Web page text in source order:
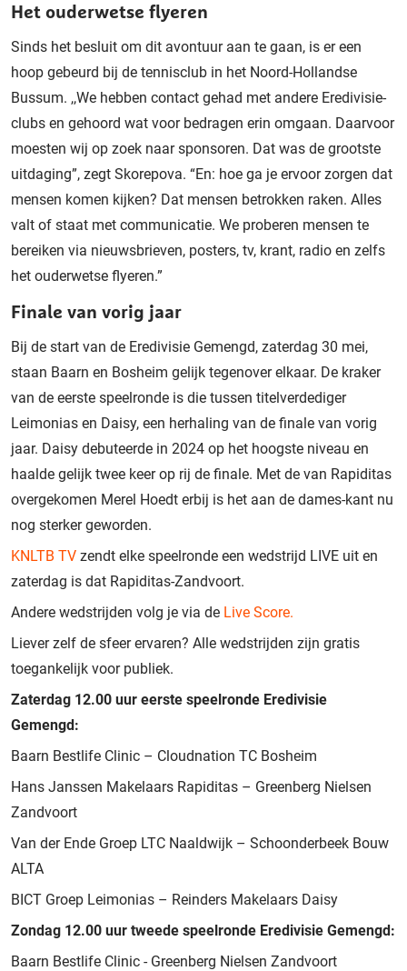
Het ouderwetse flyeren
Sinds het besluit om dit avontuur aan te gaan, is er een
hoop gebeurd bij de tennisclub in het Noord-Hollandse
Bussum. ,,We hebben contact gehad met andere Eredivisie-
clubs en gehoord wat voor bedragen erin omgaan. Daarvoor
moesten wij op zoek naar sponsoren. Dat was de grootste
uitdaging”, zegt Skorepova. “En: hoe ga je ervoor zorgen dat
mensen komen kijken? Dat mensen betrokken raken. Alles
valt of staat met communicatie. We proberen mensen te
bereiken via nieuwsbrieven, posters, tv, krant, radio en zelfs
het ouderwetse flyeren.”
Finale van vorig jaar
Bij de start van de Eredivisie Gemengd, zaterdag 30 mei,
staan Baarn en Bosheim gelijk tegenover elkaar. De kraker
van de eerste speelronde is die tussen titelverdediger
Leimonias en Daisy, een herhaling van de finale van vorig
jaar. Daisy debuteerde in 2024 op het hoogste niveau en
haalde gelijk twee keer op rij de finale. Met de van Rapiditas
overgekomen Merel Hoedt erbij is het aan de dames-kant nu
nog sterker geworden.
KNLTB TV zendt elke speelronde een wedstrijd LIVE uit en
zaterdag is dat Rapiditas-Zandvoort.
Andere wedstrijden volg je via de Live Score.
Liever zelf de sfeer ervaren? Alle wedstrijden zijn gratis
toegankelijk voor publiek.
Zaterdag 12.00 uur eerste speelronde Eredivisie
Gemengd:
Baarn Bestlife Clinic – Cloudnation TC Bosheim
Hans Janssen Makelaars Rapiditas – Greenberg Nielsen
Zandvoort
Van der Ende Groep LTC Naaldwijk – Schoonderbeek Bouw
ALTA
BICT Groep Leimonias – Reinders Makelaars Daisy
Zondag 12.00 uur tweede speelronde Eredivisie Gemengd:
Baarn Bestlife Clinic - Greenberg Nielsen Zandvoort